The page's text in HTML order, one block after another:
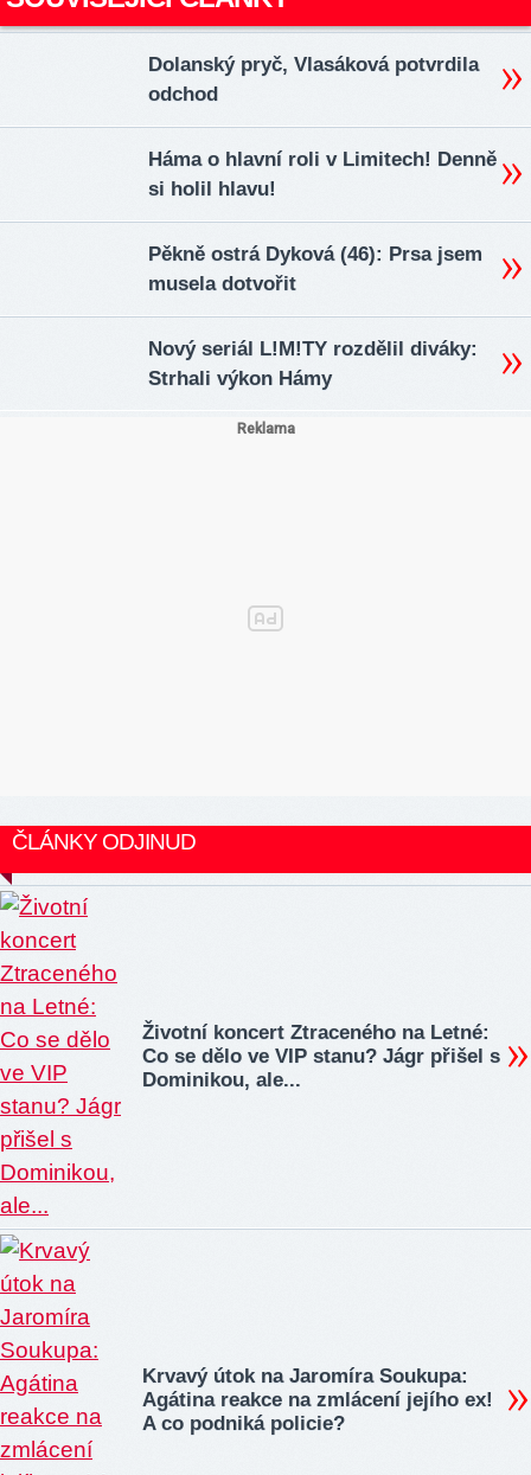
Dolanský pryč, Vlasáková potvrdila
odchod
Háma o hlavní roli v Limitech! Denně
si holil hlavu!
Pěkně ostrá Dyková (46): Prsa jsem
musela dotvořit
Nový seriál L!M!TY rozdělil diváky:
Strhali výkon Hámy
ČLÁNKY ODJINUD
Životní koncert Ztraceného na Letné:
Co se dělo ve VIP stanu? Jágr přišel s
Dominikou, ale...
Krvavý útok na Jaromíra Soukupa:
Agátina reakce na zmlácení jejího ex!
A co podniká policie?